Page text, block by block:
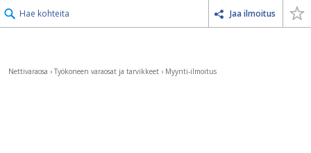
Hae kohteita Jaa ilmoitus
Nettivaraosa › Työkoneen varaosat ja tarvikkeet › Myynti-ilmoitus